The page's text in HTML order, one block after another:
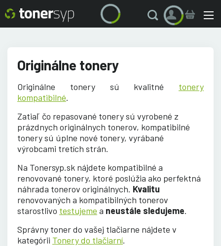
Originálne tonery
Originálne tonery sú kvalitné tonery
kompatibilné.
Zatiaľ čo repasované tonery sú vyrobené z
prázdnych originálnych tonerov, kompatibilné
tonery sú úplne nové tonery, vyrábané
výrobcami tretích strán.
Na Tonersyp.sk nájdete kompatibilné a
renovované tonery, ktoré poslúžia ako perfektná
náhrada tonerov originálnych. Kvalitu
renovovaných a kompatibilných tonerov
starostlivo testujeme a neustále sledujeme.
Správny toner do vašej tlačiarne nájdete v
kategórii Tonery do tlačiarní.